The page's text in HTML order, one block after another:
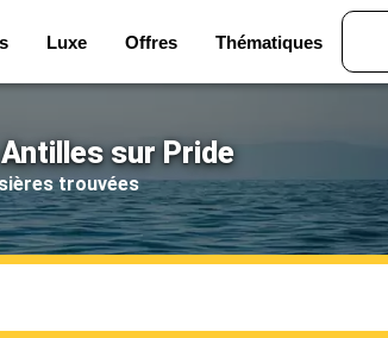
Luxe Offres Thématiques
sur Pride
trouvées